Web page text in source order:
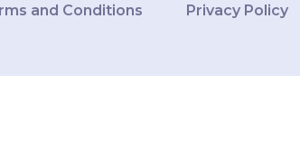
and Conditions Privacy Policy